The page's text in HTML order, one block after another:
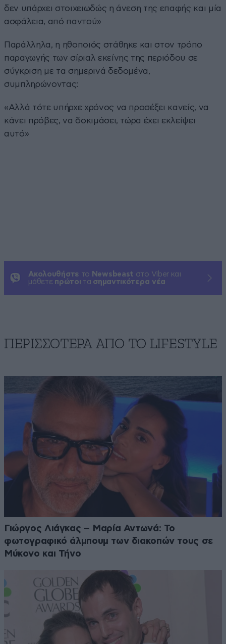
δεν υπάρχει στοιχειωδώς η άνεση της επαφής και μία
ασφάλεια, από παντού»
Παράλληλα, η ηθοποιός στάθηκε και στον τρόπο
παραγωγής των σίριαλ εκείνης της περιόδου σε
σύγκριση με τα σημερινά δεδομένα,
συμπληρώνοντας:
«Αλλά τότε υπήρχε χρόνος να προσέξει κανείς, να
κάνει πρόβες, να δοκιμάσει, τώρα έχει εκλείψει
αυτό»
Ακολουθήστε το Newsbeast στο Viber και
μάθετε πρώτοι τα σημαντικότερα νέα
ΠΕΡΙΣΣΟΤΕΡΑ ΑΠΟ ΤΟ LIFESTYLE
Γιώργος Λιάγκας – Μαρία Αντωνά: Το
φωτογραφικό άλμπουμ των διακοπών τους σε
Μύκονο και Τήνο